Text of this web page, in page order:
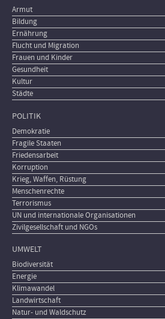
Armut
Bildung
Ernährung
Flucht und Migration
Frauen und Kinder
Gesundheit
Kultur
Städte
POLITIK
Demokratie
Fragile Staaten
Friedensarbeit
Korruption
Krieg, Waffen, Rüstung
Menschenrechte
Terrorismus
UN und internationale Organisationen
Zivilgesellschaft und NGOs
UMWELT
Biodiversität
Energie
Klimawandel
Landwirtschaft
Natur- und Waldschutz